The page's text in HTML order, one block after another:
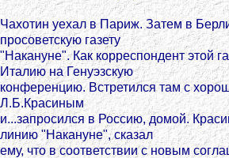
Чахотин уехал в Париж. Затем в
просоветскую газету
"Накануне". Как корреспондент этой
Италию на Генуэзскую
конференцию. Встретился там с
Л.Б.Красиным
и...запросился в Россию, домой.
линию "Накануне", сказал
ему, что в соответствии с новым